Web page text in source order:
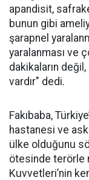
apandisit,
bunun gibi
şarapnel
yaralanması ve
dakikaların
vardır" dedi.
Fakıbaba,
hastanesi ve
ülke olduğunu
ötesinde terörle
Kuvvetleri’nin